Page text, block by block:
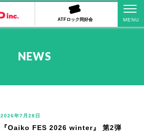
ATFロック同好会
NEWS
2026年7月28日
『Oaiko FES 2026 winter』 第2弾